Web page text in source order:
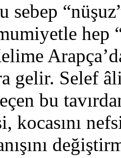
sebep
hep
gelir. Selef
bu
kocasını